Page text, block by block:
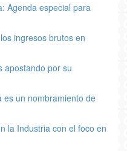
Agenda especial para
ingresos brutos en
apostando por su
es un nombramiento de
la Industria con el foco en